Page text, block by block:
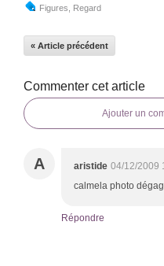
Figures Regard
« Article précédent
Commenter cet article
Ajouter un
A aristide 04/12/2009
calmela photo
Répondre